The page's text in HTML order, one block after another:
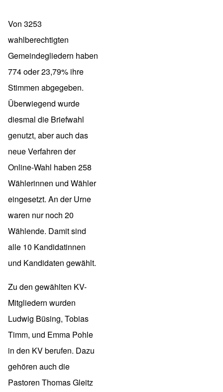
Von 3253
wahlberechtigten
Gemeindegliedern haben
774 oder 23,79% ihre
Stimmen abgegeben.
Überwiegend wurde
diesmal die Briefwahl
genutzt, aber auch das
neue Verfahren der
Online-Wahl haben 258
Wählerinnen und Wähler
eingesetzt. An der Urne
waren nur noch 20
Wählende. Damit sind
alle 10 Kandidatinnen
und Kandidaten gewählt.
Zu den gewählten KV-
Mitgliedern wurden
Ludwig Büsing, Tobias
Timm, und Emma Pohle
in den KV berufen. Dazu
gehören auch die
Pastoren Thomas Gleitz